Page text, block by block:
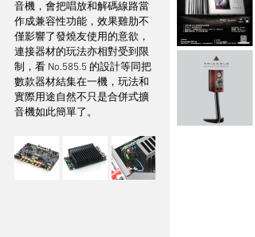
音機，會把唱放和解碼線路當
作成兼容性功能，效果雞肋不
僅影響了發燒友使用的意欲，
連接器材的玩法亦相對受到限
制，看 No.585.5 的設計等同把
數款器材結集在一機，玩法和
實際用途自然不只是合併式擴
音機如此簡單了。